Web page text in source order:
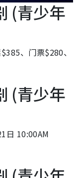
(青少年
、门票$280、
(青少年
日 10:00AM